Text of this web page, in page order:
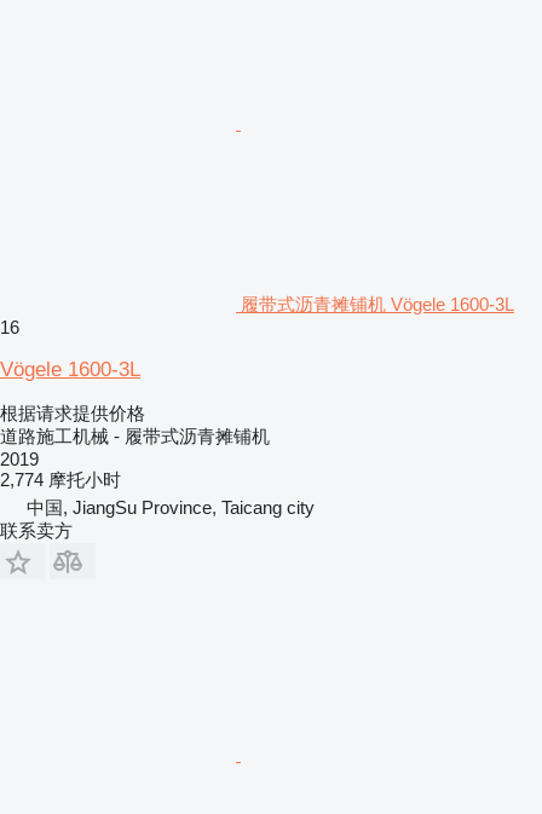
履带式沥青摊铺机 Vögele 1600-3L
16
Vögele 1600-3L
根据请求提供价格
道路施工机械 - 履带式沥青摊铺机
2019
2,774 摩托小时
中国, JiangSu Province, Taicang city
联系卖方